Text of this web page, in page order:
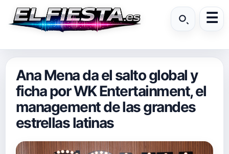
Ana Mena da el salto global y
ficha por WK Entertainment, el
management de las grandes
estrellas latinas